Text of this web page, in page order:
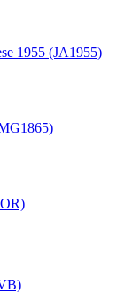
1955 (JA1955)